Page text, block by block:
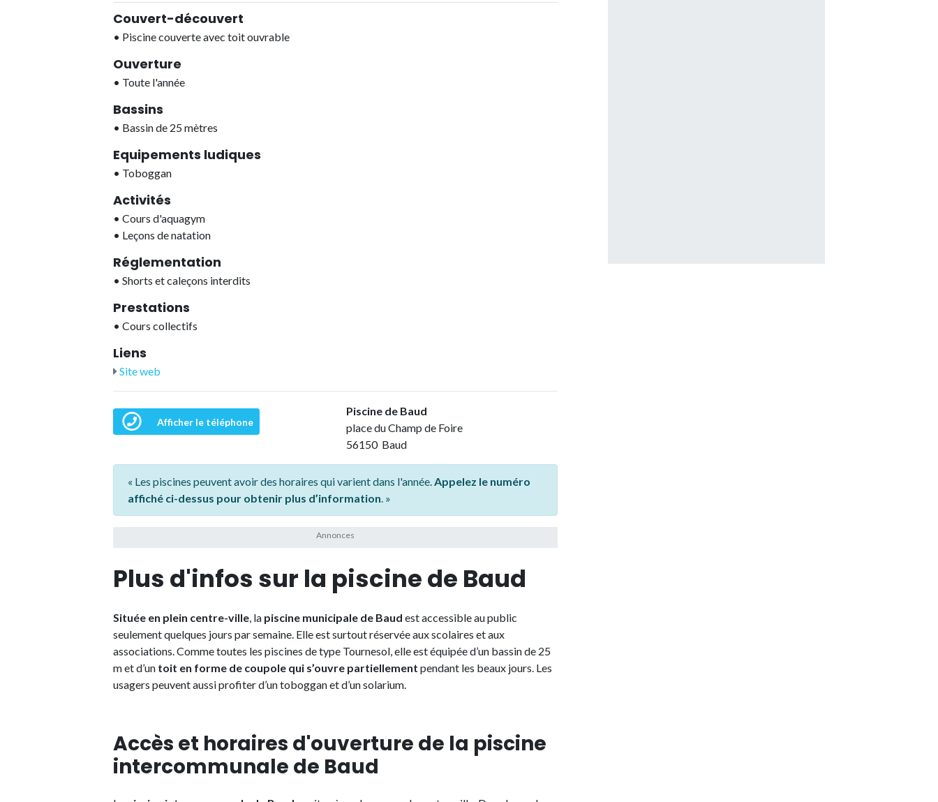
Couvert-découvert
• Piscine couverte avec toit ouvrable
Ouverture
• Toute l'année
Bassins
• Bassin de 25 mètres
Equipements ludiques
• Toboggan
Activités
• Cours d'aquagym
• Leçons de natation
Réglementation
• Shorts et caleçons interdits
Prestations
• Cours collectifs
Liens
Site web
Afficher le téléphone
Piscine de Baud
place du Champ de Foire
56150 Baud
« Les piscines peuvent avoir des horaires qui varient dans l'année.Appelez le numéro
affiché ci-dessus pour obtenir plus d’information. »
Plus d'infos sur la piscine de Baud
Située en plein centre-ville, la piscine municipale de Baud est accessible au public
seulement quelques jours par semaine. Elle est surtout réservée aux scolaires et aux
associations. Comme toutes les piscines de type Tournesol, elle est équipée d’un bassin de 25
m et d’un toit en forme de coupole qui s’ouvre partiellement pendant les beaux jours. Les
usagers peuvent aussi profiter d’un toboggan et d’un solarium.
Accès et horaires d'ouverture de la piscine
intercommunale de Baud